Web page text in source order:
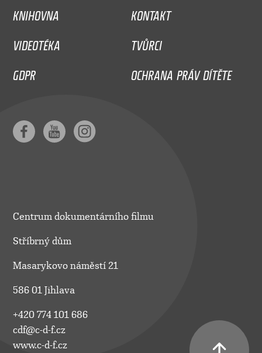
KNIHOVNA
KONTAKT
VIDEOTÉKA
TVŮRCI
GDPR
OCHRANA PRÁV DÍTĚTE
Centrum dokumentárního filmu
Stříbrný dům
Masarykovo náměstí 21
586 01 Jihlava
+420 774 101 686
cdf@c-d-f.cz
www.c-d-f.cz